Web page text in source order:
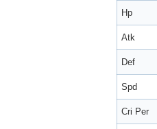
Hp
Atk
Def
Spd
Cri Per